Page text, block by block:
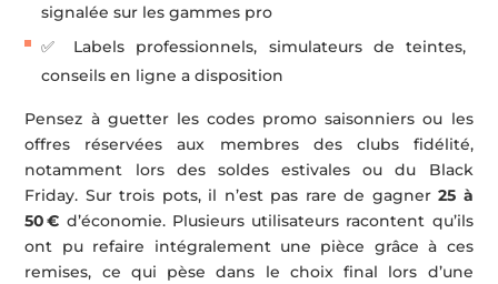
signalée sur les gammes pro
✅ Labels professionnels, simulateurs de teintes,
conseils en ligne a disposition
Pensez à guetter les codes promo saisonniers ou les
offres réservées aux membres des clubs fidélité,
notamment lors des soldes estivales ou du Black
Friday. Sur trois pots, il n’est pas rare de gagner25 à
50 € d’économie. Plusieurs utilisateurs racontent qu’ils
ont pu refaire intégralement une pièce grâce à ces
remises, ce qui pèse dans le choix final lors d’une